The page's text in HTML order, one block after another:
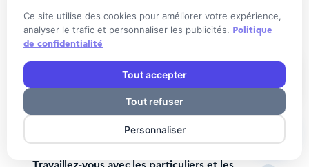
Le diagnostic et le devis sont-ils gratuits ?
Quels appareils et systèmes prenez-vous en
Travaillez-vous avec les particuliers et les
Discutez avec un informaticien
Ce site utilise des cookies pour améliorer votre expérience,
analyser le trafic et personnaliser les publicités. Politique
de confidentialité
Tout accepter
Tout refuser
Personnaliser